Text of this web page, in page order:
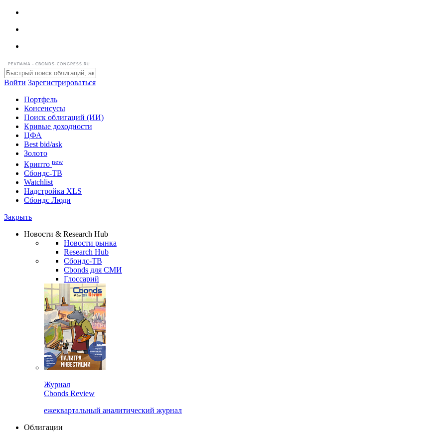
РЕКЛАМА • CBONDS-CONGRESS.RU
Войти Зарегистрироваться
Портфель
Консенсусы
Поиск облигаций (ИИ)
Кривые доходности
ЦФА
Best bid/ask
Золото
Криптоnew
Сбондс-ТВ
Надстройка XLS
Сбондс Люди
Новости & Research Hub
Новости рынка
Research Hub
Сбондс-ТВ
Cbonds для СМИ
Глоссарий
Журнал
Cbonds Review